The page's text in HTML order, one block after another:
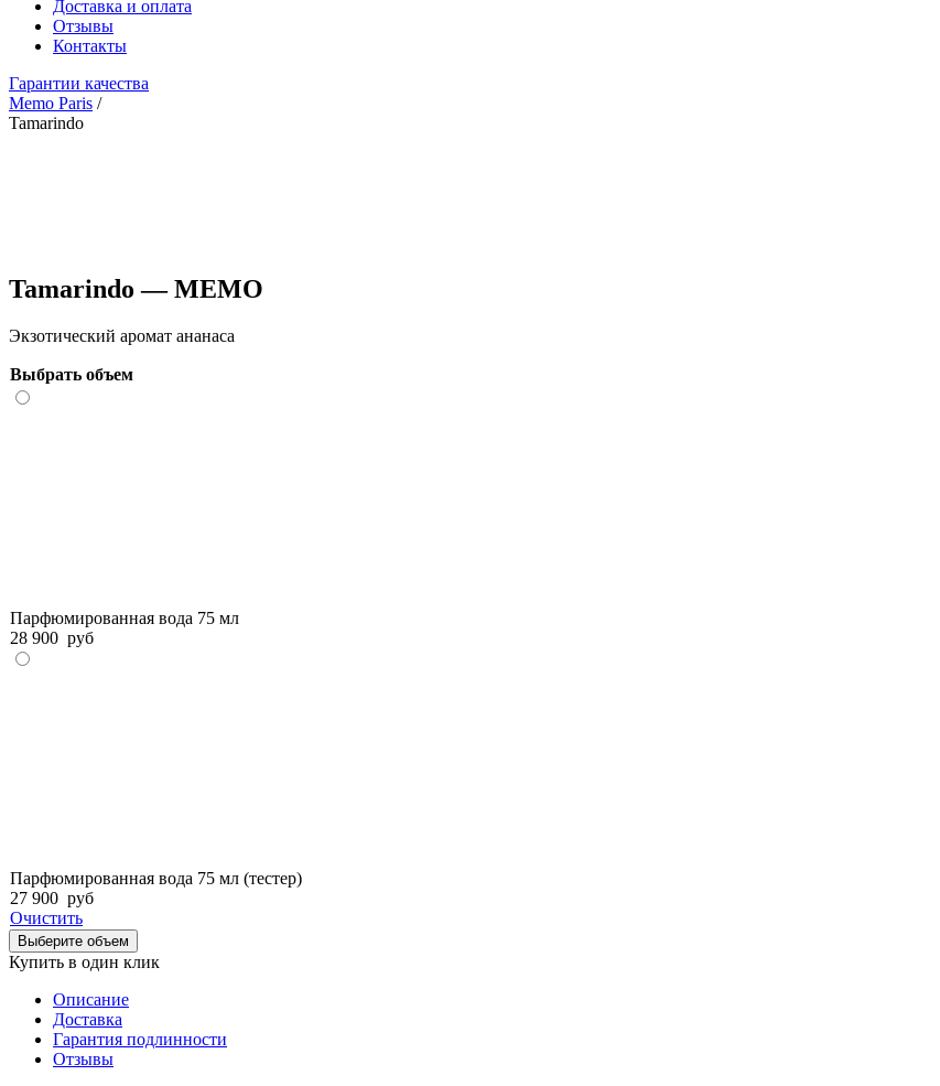
Доставка и оплата
Отзывы
Контакты
Гарантии качества
Memo Paris /
Tamarindo
Tamarindo — MEMO
Экзотический аромат ананаса
Выбрать объем
Парфюмированная вода 75 мл
28 900 руб
Парфюмированная вода 75 мл (тестер)
27 900 руб
Очистить
Выберите объем
Купить в один клик
Описание
Доставка
Гарантия подлинности
Отзывы